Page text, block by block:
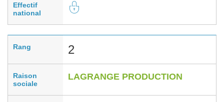
Effectif
national
Rang 2
Raison
sociale
LAGRANGE PRODUCTION